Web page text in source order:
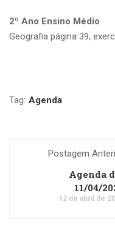
2º Ano Ensino Médio
Geografia página 39,
Tag: Agenda
Postagem
Agenda
11/04/
12 de abril de